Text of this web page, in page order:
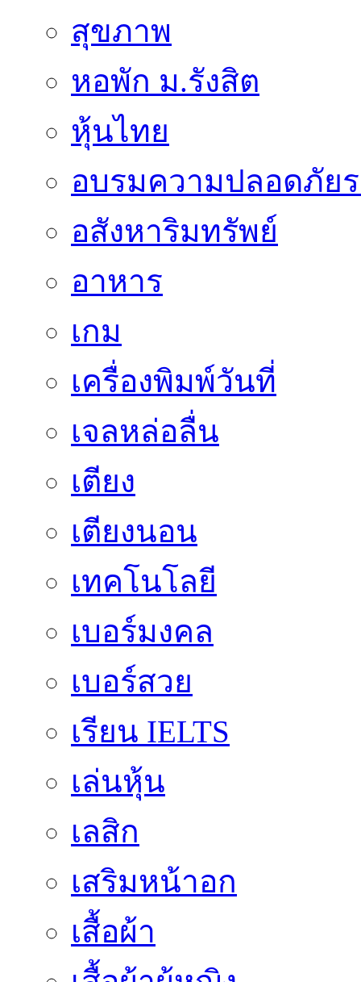
สุขภาพ
หอพัก ม.รังสิต
หุ้นไทย
อบรมความปลอดภัย
อสังหาริมทรัพย์
อาหาร
เกม
เครื่องพิมพ์วันที่
เจลหล่อลื่น
เตียง
เตียงนอน
เทคโนโลยี
เบอร์มงคล
เบอร์สวย
เรียน IELTS
เล่นหุ้น
เลสิก
เสริมหน้าอก
เสื้อผ้า